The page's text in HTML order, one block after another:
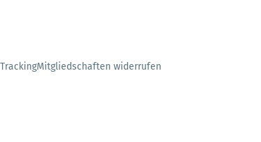
TrackingMitgliedschaften widerrufen